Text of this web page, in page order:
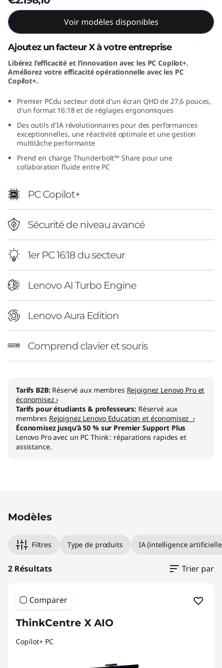
o
n
8
n
e
Voir modèles disponibles
Ajoutez un facteur X à votre entreprise
Libérez l’efficacité et l’innovation avec les PC Copilot+.
Améliorez votre efficacité opérationnelle avec les PC
Copilot+.
Premier PCdu secteur doté d'un écran QHD de 27,6 pouces,
d'un format 16:18 et de réglages ergonomiques
Des outils d'IA révolutionnaires pour des performances
exceptionnelles, une réactivité optimale et une gestion
multitâche performante
Prend en charge Thunderbolt™ Share pour une
collaboration fluide entre PC
PC Copilot+
Sécurité de niveau avancé
1er PC 16:18 du secteur
Lenovo AI Turbo Engine
Lenovo Aura Edition
Comprend clavier et souris
Tarifs B2B: Réservé aux membres Rejoignez Lenovo Pro et
économisez ›
Tarifs pour étudiants & professeurs: Réservé aux
membres Rejoignez Lenovo Education et économisez ›
Économisez jusqu’à 50 % sur Premier Support Plus
Lenovo Pro avec un PC Think : réparations rapides et
assistance.
Modèles
Filtres Type de produits IA (intelligence
2 Résultats Trier par
Comparer
ThinkCentre X AIO
Copilot+ PC